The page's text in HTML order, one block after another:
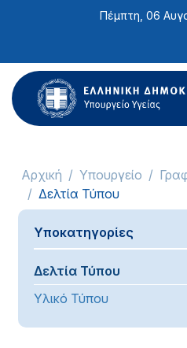
ιστότοπος
περιλαμβάνει
ένα
σύστημα
Πέμπτη, 06
Αρχική Υπουργείο
Δελτία Τύπου
Υποκατηγορίες
Δελτία Τύπου
Υλικό Τύπου